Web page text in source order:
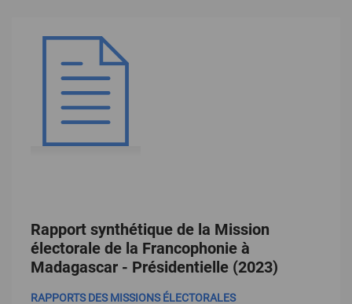
Rapport synthétique de la Mission
électorale de la Francophonie à
Madagascar - Présidentielle (2023)
RAPPORTS DES MISSIONS ÉLECTORALES